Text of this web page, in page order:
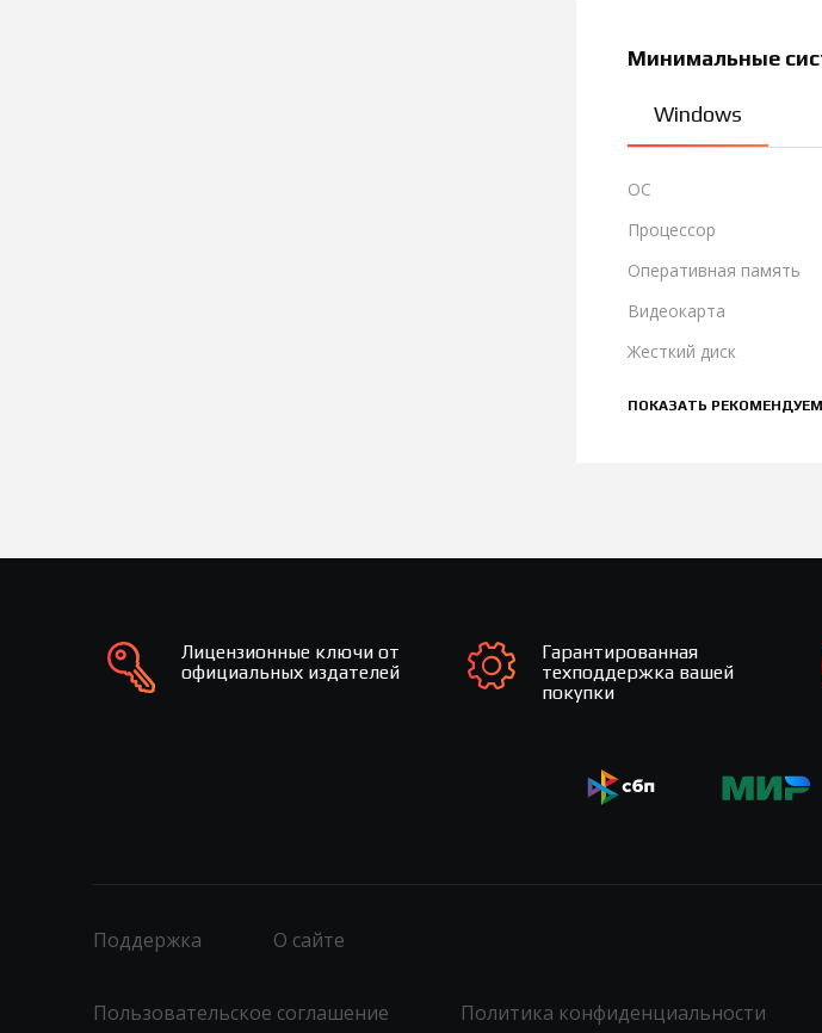
Минимальные
Windows
ОС
Процессор
Оперативная память
Видеокарта
Жесткий диск
ПОКАЗАТЬ
Лицензионные ключи от
официальных издателей
Гарантированная
техподдержка вашей
покупки
Поддержка О сайте
Пользовательское соглашение Политика конфиденциальности